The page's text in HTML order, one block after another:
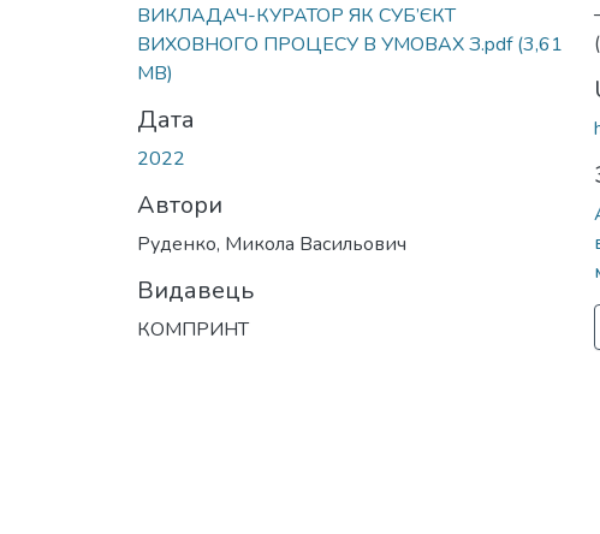
ВИКЛАДАЧ-КУРАТОР ЯК СУБ’ЄКТ
ВИХОВНОГО ПРОЦЕСУ В УМОВАХ З.pdf(3,61
MB)
Дата
2022
Автори
Руденко, Микола Васильович
Видавець
КОМПРИНТ